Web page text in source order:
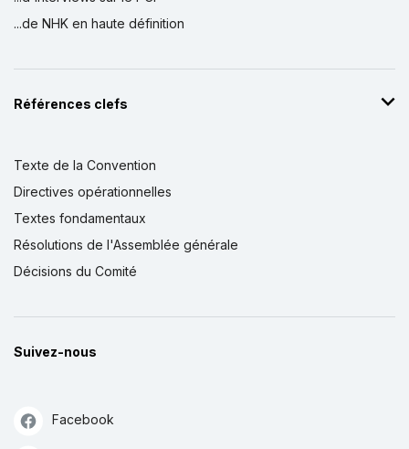
...de NHK en haute définition
Références clefs
Texte de la Convention
Directives opérationnelles
Textes fondamentaux
Résolutions de l'Assemblée générale
Décisions du Comité
Suivez-nous
Facebook